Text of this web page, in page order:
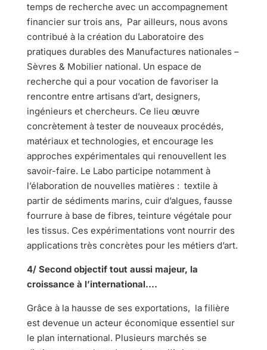
temps de recherche avec un accompagnement
financier sur trois ans, Par ailleurs, nous avons
contribué à la création du Laboratoire des
pratiques durables des Manufactures nationales –
Sèvres & Mobilier national. Un espace de
recherche qui a pour vocation de favoriser la
rencontre entre artisans d’art, designers,
ingénieurs et chercheurs. Ce lieu œuvre
concrètement à tester de nouveaux procédés,
matériaux et technologies, et encourage les
approches expérimentales qui renouvellent les
savoir-faire. Le Labo participe notamment à
l’élaboration de nouvelles matières : textile à
partir de sédiments marins, cuir d’algues, fausse
fourrure à base de fibres, teinture végétale pour
les tissus. Ces expérimentations vont nourrir des
applications très concrètes pour les métiers d’art.
4/ Second objectif tout aussi majeur, la
croissance à l’international….
Grâce à la hausse de ses exportations, la filière
est devenue un acteur économique essentiel sur
le plan international. Plusieurs marchés se